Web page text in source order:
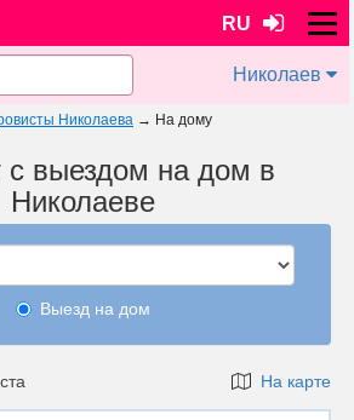
RU
Николаев
Николаева → На дому
с выездом на дом в
Николаеве
Выезд на дом
На карте